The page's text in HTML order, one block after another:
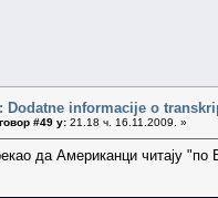
Dodatne informacije o
#49 у: 21.18 ч. 16.11.2009. »
да Американци читају "по